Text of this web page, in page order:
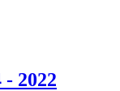
2022